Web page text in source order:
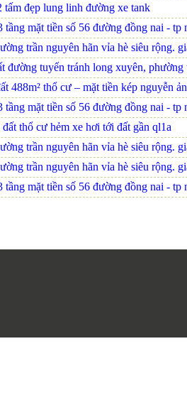
tấm đẹp lung linh đường xe tank
tầng mặt tiền số 56 đường đồng nai - tp
trần nguyên hãn vỉa hè siêu rộng.
đường tuyến tránh long xuyên, phường
488m² thổ cư – mặt tiền kép nguyễn
tầng mặt tiền số 56 đường đồng nai - tp
thổ cư hẻm xe hơi tới đất gần ql1a
trần nguyên hãn vỉa hè siêu rộng.
trần nguyên hãn vỉa hè siêu rộng.
tầng mặt tiền số 56 đường đồng nai - tp